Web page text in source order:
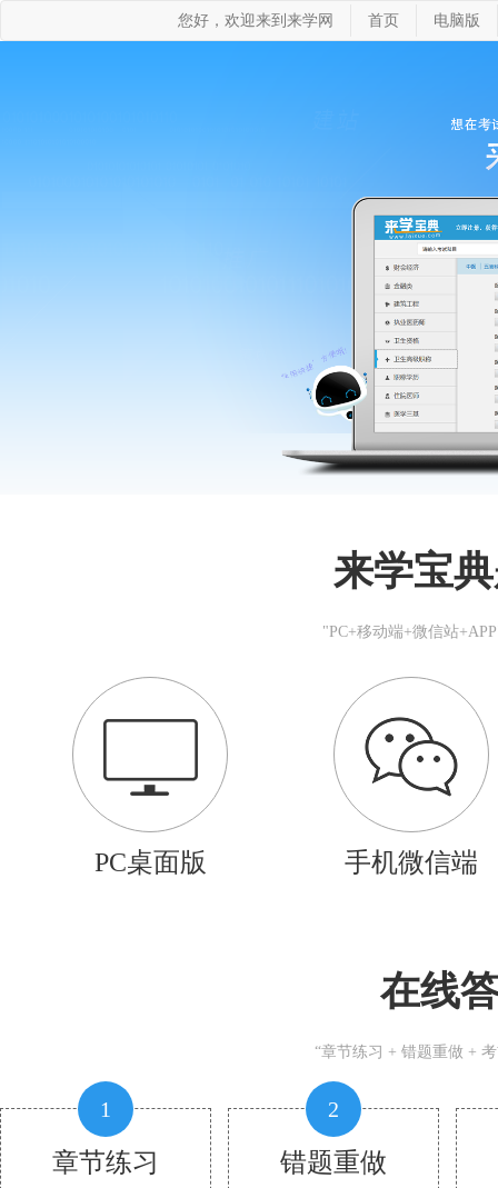
您好，欢迎来到来学网 首页 电脑版
来学宝
"PC+移动端+微信站
PC桌面版 手机微信端
在线
“章节练习 + 错题重做 +
1
章节练习
2
错题重做